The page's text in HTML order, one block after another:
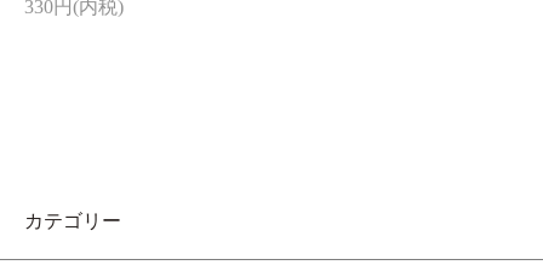
330円(内税)
カテゴリー